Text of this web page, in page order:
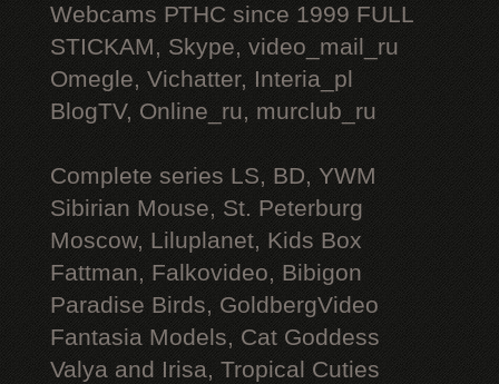
Webcams РТНС since 1999 FULL
STICKAM, Skype, video_mail_ru
Omegle, Vichatter, Interia_pl
BlogTV, Online_ru, murclub_ru
Complete series LS, BD, YWM
Sibirian Mouse, St. Peterburg
Moscow, Liluplanet, Kids Box
Fattman, Falkovideo, Bibigon
Paradise Birds, GoldbergVideo
Fantasia Models, Cat Goddess
Valya and Irisa, Tropical Cuties